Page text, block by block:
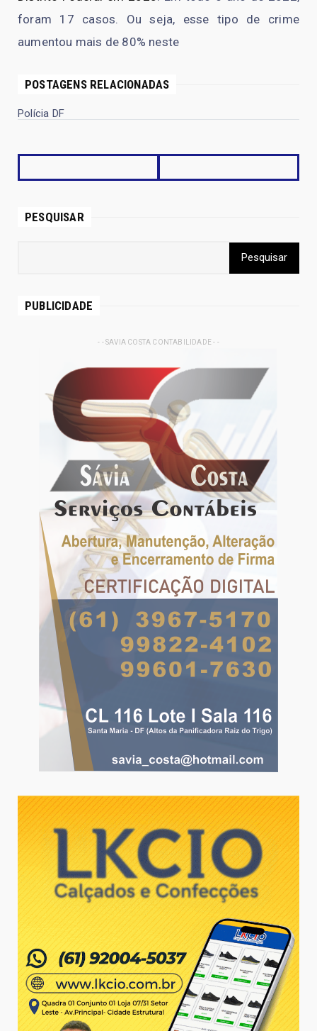
foram 17 casos. Ou seja, esse tipo de crime
aumentou mais de 80% neste
POSTAGENS RELACIONADAS
Polícia DF
PESQUISAR
PUBLICIDADE
- - SAVIA COSTA CONTABILIDADE - -